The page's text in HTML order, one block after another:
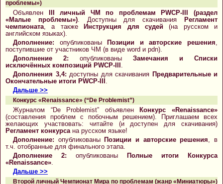
проблемы»)
Объявлен III личный ЧМ по проблемам PWCP-III (раздел
«Малые проблемы»). Доступны для скачиванияРегламент
чемпионата , а такжеИнструкция для судей(на русском и
английском языках).
Дополнение: опубликованыПозиции и авторские решения
поступившие от участников ЧМ (в виде word и pdn).
Дополнение 2: опубликованы Замечания и Списки
исключённых композиций PWCP-III
Дополнения 3,4: доступны для скачивания Предварительные и
Окончательные итоги PWCP-III
Дальше >>
Конкурс «Renaissance» (“De Problemist”)
Журналом “De Problemist” объявленКонкурс «Renaissance»
(составления проблем с побочным решением). Приглашаем всех
желающих участвовать: читайте (и доступен для скачивания)
Регламент конкурса на русском языке!
Дополнение: опубликованыПозиции и авторские решения , в
т.ч. отобранные для финального этапа.
Дополнение 2: опубликованы Полные итоги Конкурса
«Renaissance»
Дальше >>
Второй личный Чемпионат Мира по проблемам (жанр «Миниатюры»)